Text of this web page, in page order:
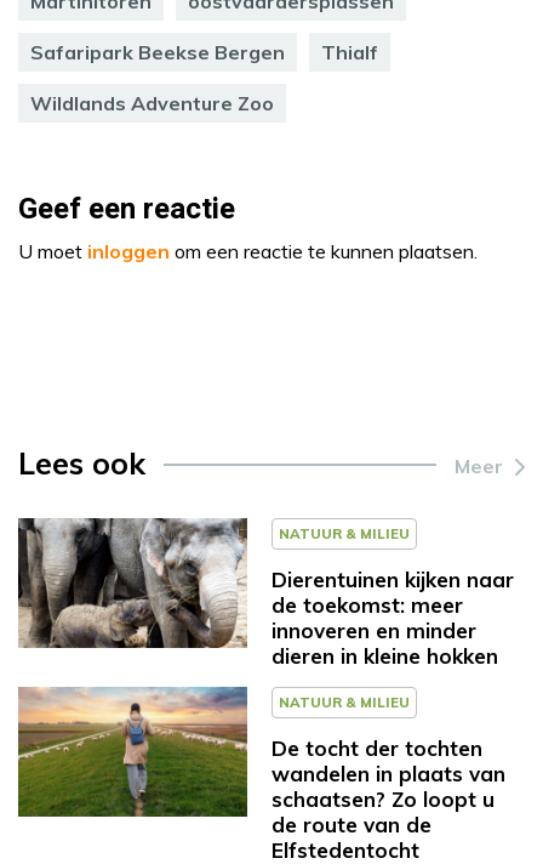
Safaripark Beekse Bergen Thialf
Wildlands Adventure Zoo
Geef een reactie
U moet inloggen om een reactie te kunnen plaatsen.
Lees ook Meer
NATUUR & MILIEU
Dierentuinen kijken naar
de toekomst: meer
innoveren en minder
dieren in kleine hokken
NATUUR & MILIEU
De tocht der tochten
wandelen in plaats van
schaatsen? Zo loopt u
de route van de
Elfstedentocht